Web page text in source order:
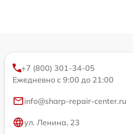
+7 (800) 301-34-05
Ежедневно с 9:00 до 21:00
info@sharp-repair-center.ru
ул. Ленина, 23